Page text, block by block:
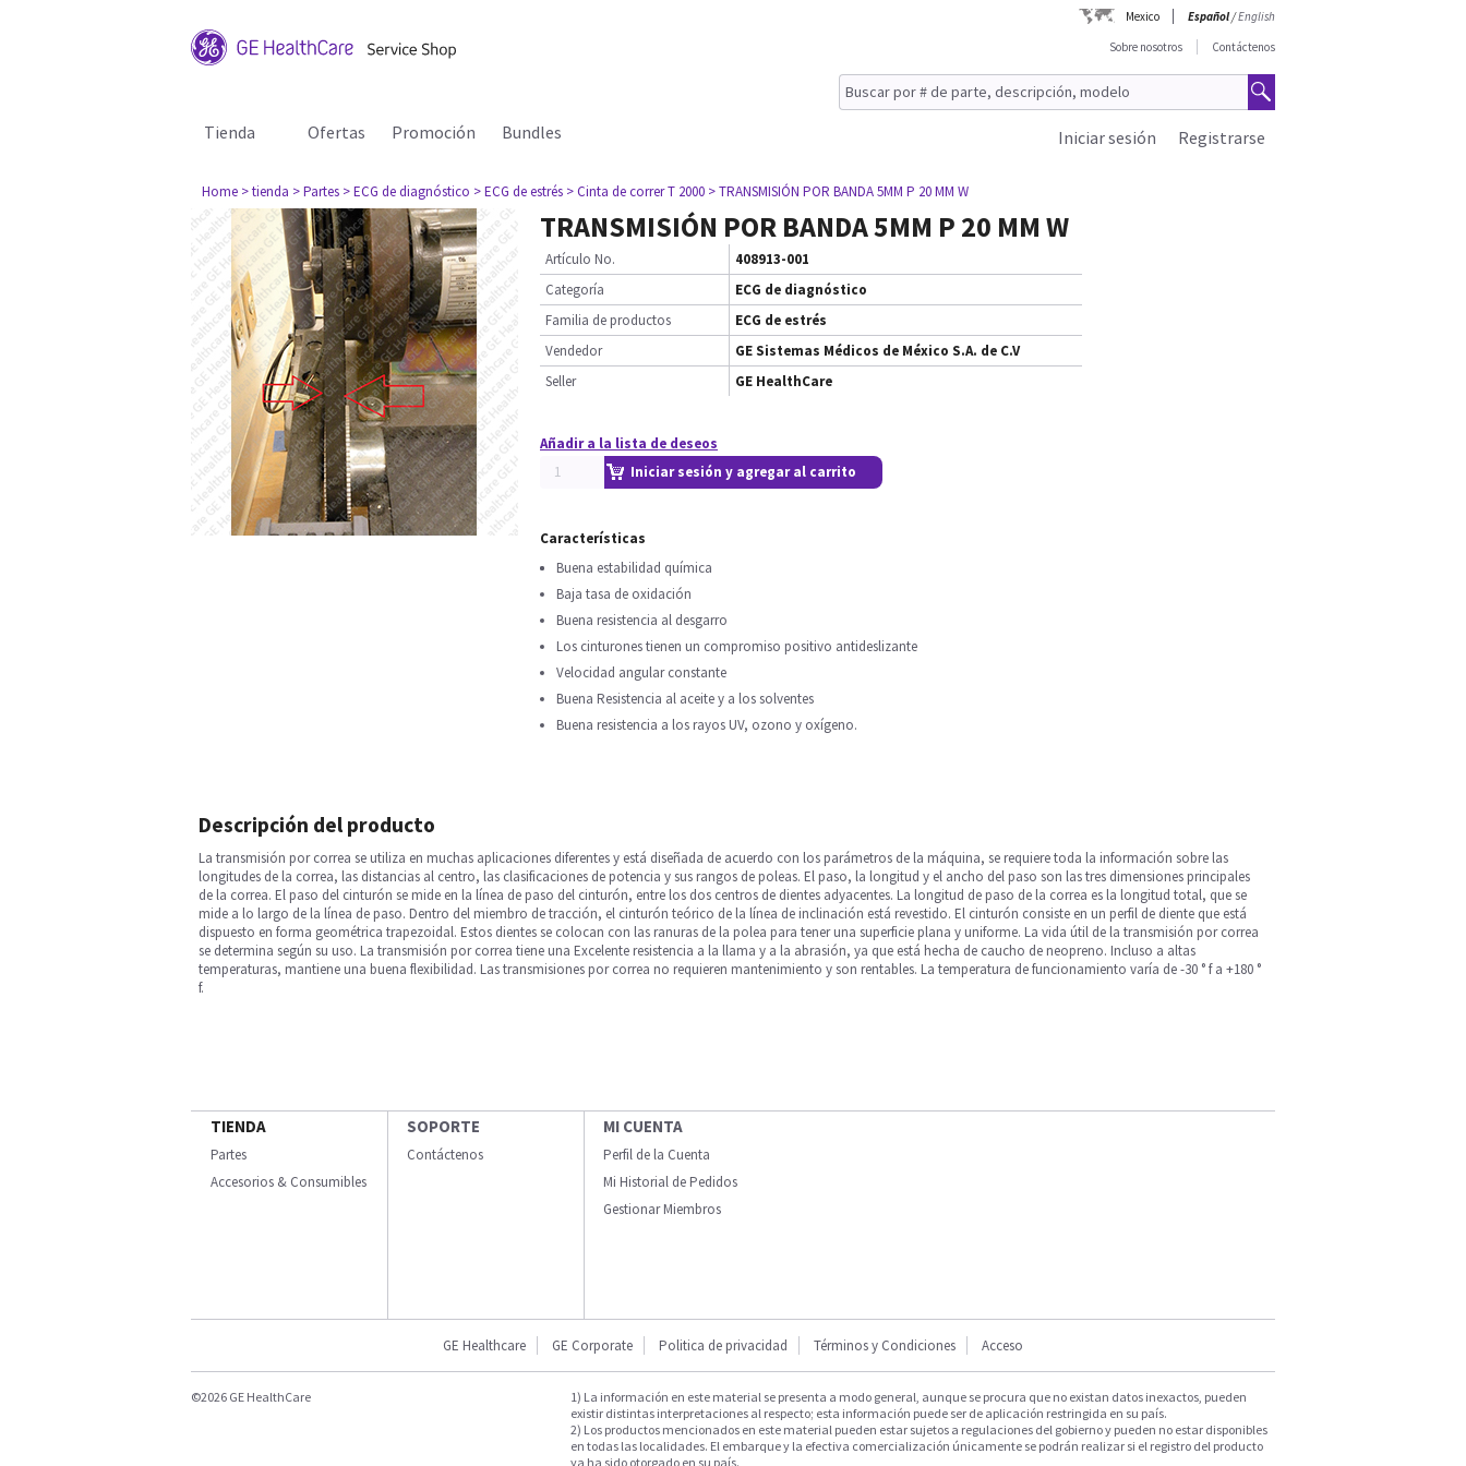
Mexico Español/English
Sobre nosotros
Contáctenos
Tienda Ofertas Promoción Bundles Registrarse
Iniciar sesión
Home > tienda > Partes > ECG de diagnóstico > ECG de estrés > Cinta de correr T 2000 > TRANSMISIÓN POR BANDA 5MM P 20 MM W
TRANSMISIÓN POR BANDA 5MM P 20 MM W
Artículo No.
408913-001
Categoría
ECG de diagnóstico
Familia de productos
ECG de estrés
Vendedor
GE Sistemas Médicos de México S.A. de C.V
Seller
GE HealthCare
Añadir a la lista de deseos
Iniciar sesión y agregar al carrito
Características
Buena estabilidad química
Baja tasa de oxidación
Buena resistencia al desgarro
Los cinturones tienen un compromiso positivo antideslizante
Velocidad angular constante
Buena Resistencia al aceite y a los solventes
Buena resistencia a los rayos UV, ozono y oxígeno.
Descripción del producto
La transmisión por correa se utiliza en muchas aplicaciones diferentes y está diseñada de acuerdo con los parámetros de la máquina, se requiere toda la información sobre las
longitudes de la correa, las distancias al centro, las clasificaciones de potencia y sus rangos de poleas. El paso, la longitud y el ancho del paso son las tres dimensiones principales
de la correa. El paso del cinturón se mide en la línea de paso del cinturón, entre los dos centros de dientes adyacentes. La longitud de paso de la correa es la longitud total, que se
mide a lo largo de la línea de paso. Dentro del miembro de tracción, el cinturón teórico de la línea de inclinación está revestido. El cinturón consiste en un perfil de diente que está
dispuesto en forma geométrica trapezoidal. Estos dientes se colocan con las ranuras de la polea para tener una superficie plana y uniforme. La vida útil de la transmisión por correa
se determina según su uso. La transmisión por correa tiene una Excelente resistencia a la llama y a la abrasión, ya que está hecha de caucho de neopreno. Incluso a altas
temperaturas, mantiene una buena flexibilidad. Las transmisiones por correa no requieren mantenimiento y son rentables. La temperatura de funcionamiento varía de -30 ° f a +180 °
f.
TIENDA
Partes
Accesorios & Consumibles
SOPORTE
Contáctenos
MI CUENTA
Perfil de la Cuenta
Mi Historial de Pedidos
Gestionar Miembros
GE Healthcare GE Corporate Politica de privacidad Términos y Condiciones Acceso
©2026 GE HealthCare
1) La información en este material se presenta a modo general, aunque se procura que no existan datos inexactos, pueden
existir distintas interpretaciones al respecto; esta información puede ser de aplicación restringida en su país.
2) Los productos mencionados en este material pueden estar sujetos a regulaciones del gobierno y pueden no estar disponibles
en todas las localidades. El embarque y la efectiva comercialización únicamente se podrán realizar si el registro del producto
ya ha sido otorgado en su país.